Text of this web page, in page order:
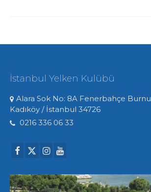
İstanbul Yelken Kulübü
Alara Sok No: 8A Fenerbahçe Burnu
Kadıköy / İstanbul 34726
0216 336 06 33